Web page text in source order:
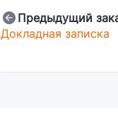
Предыдущий
Докладная записка